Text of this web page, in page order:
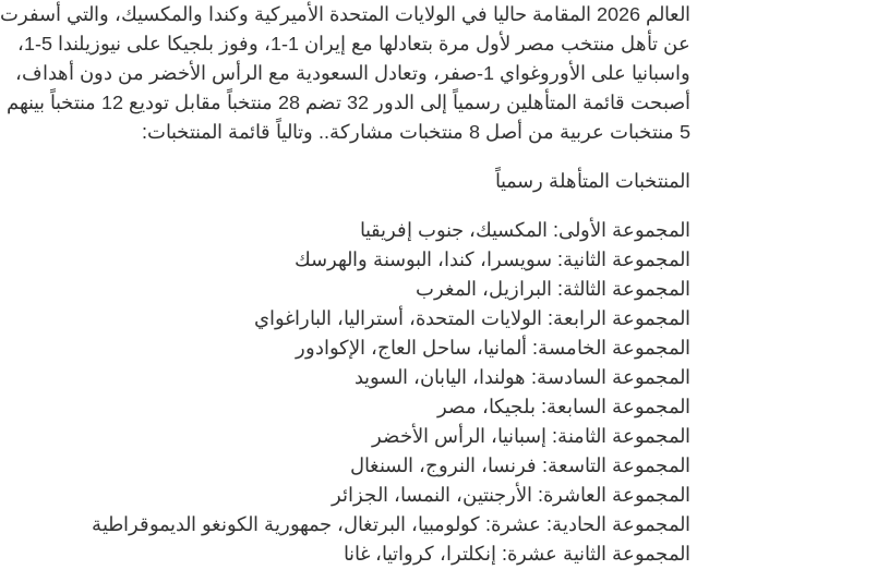
العالم 2026 المقامة حاليا في الولايات المتحدة الأميركية وكندا والمكسيك، والتي أسفرت
عن تأهل منتخب مصر لأول مرة بتعادلها مع إيران 1-1، وفوز بلجيكا على نيوزيلندا 5-1،
واسبانيا على الأوروغواي 1-صفر، وتعادل السعودية مع الرأس الأخضر من دون أهداف،
أصبحت قائمة المتأهلين رسمياً إلى الدور 32 تضم 28 منتخباً مقابل توديع 12 منتخباً بينهم
5 منتخبات عربية من أصل 8 منتخبات مشاركة.. وتالياً قائمة المنتخبات:
المنتخبات المتأهلة رسمياً
المجموعة الأولى: المكسيك، جنوب إفريقيا
المجموعة الثانية: سويسرا، كندا، البوسنة والهرسك
المجموعة الثالثة: البرازيل، المغرب
المجموعة الرابعة: الولايات المتحدة، أستراليا، الباراغواي
المجموعة الخامسة: ألمانيا، ساحل العاج، الإكوادور
المجموعة السادسة: هولندا، اليابان، السويد
المجموعة السابعة: بلجيكا، مصر
المجموعة الثامنة: إسبانيا، الرأس الأخضر
المجموعة التاسعة: فرنسا، النروج، السنغال
المجموعة العاشرة: الأرجنتين، النمسا، الجزائر
المجموعة الحادية: عشرة: كولومبيا، البرتغال، جمهورية الكونغو الديموقراطية
المجموعة الثانية عشرة: إنكلترا، كرواتيا، غانا